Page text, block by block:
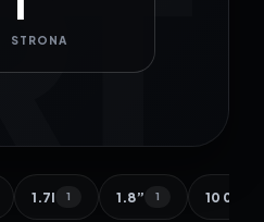
STRONA
1.7l 1 1.8” 1 10 000